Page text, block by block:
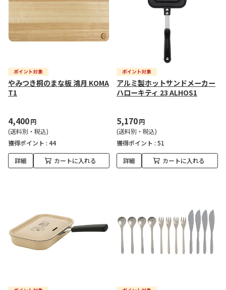
やみつき桐のまな板 鴻月 KOMA
T1
4,400円
(送料別・税込)
獲得ポイント : 44
詳細 カートに入れる
アルミ製ホットサンドメーカー
ハローキティ 23 ALHOS1
5,170円
(送料別・税込)
獲得ポイント : 51
詳細 カートに入れる